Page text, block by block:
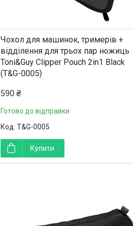
Чохол для машинок, тримерів +
відділення для трьох пар ножиць
Toni&Guy Clipper Pouch 2in1 Black
(T&G-0005)
590 ₴
Готово до відправки
T&G-0005
Купити